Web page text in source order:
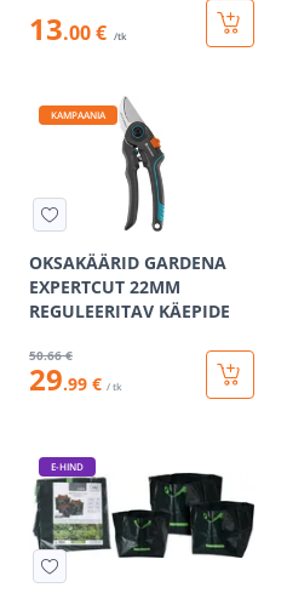
13.00 € /tk
KAMPAANIA
OKSAKÄÄRID GARDENA
EXPERTCUT 22MM
REGULEERITAV KÄEPIDE
50.66 €
29.99 € / tk
E-HIND